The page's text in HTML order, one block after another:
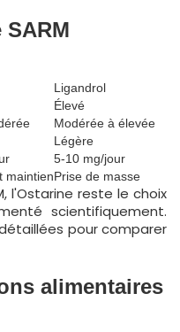
Ligandrol
Élevé
Modérée à élevée
Légère
5-10 mg/jour
maintienPrise de masse
l'Ostarine reste le choix
scientifiquement.
pour comparer
alimentaires